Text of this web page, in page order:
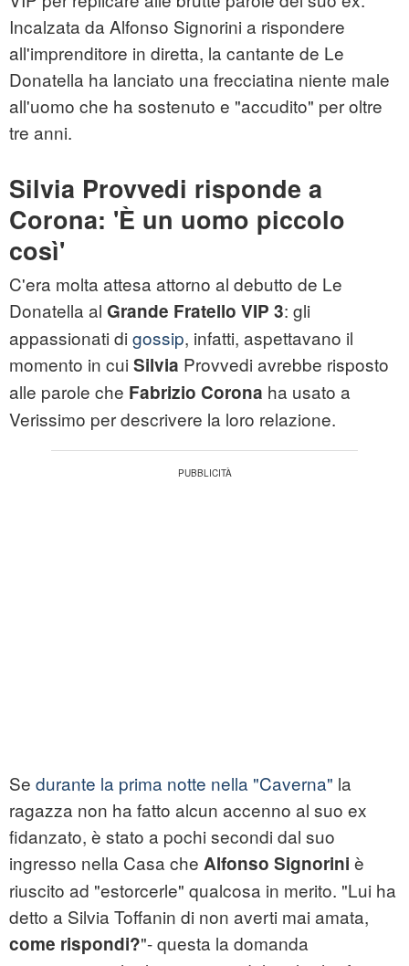
Incalzata da Alfonso Signorini a rispondere
all'imprenditore in diretta, la cantante de Le
Donatella ha lanciato una frecciatina niente male
all'uomo che ha sostenuto e "accudito" per oltre
tre anni.
Silvia Provvedi risponde a
Corona: 'È un uomo piccolo
così'
C'era molta attesa attorno al debutto de Le
Donatella al Grande Fratello VIP 3: gli
appassionati di gossip, infatti, aspettavano il
momento in cui Silvia Provvedi avrebbe risposto
alle parole che Fabrizio Corona ha usato a
Verissimo per descrivere la loro relazione.
Se durante la prima notte nella "Caverna" la
ragazza non ha fatto alcun accenno al suo ex
fidanzato, è stato a pochi secondi dal suo
ingresso nella Casa che Alfonso Signorini è
riuscito ad "estorcerle" qualcosa in merito. "Lui ha
detto a Silvia Toffanin di non averti mai amata,
come rispondi?"- questa la domanda